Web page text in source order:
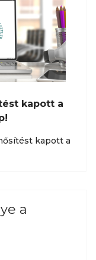
kapott a
kapott a
a